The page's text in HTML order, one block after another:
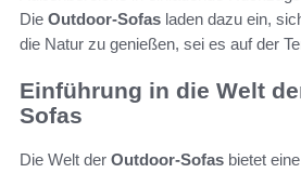
Die Outdoor-Sofas laden dazu ein,
die Natur zu genießen, sei es auf der
Einführung in die Welt
Sofas
Die Welt der Outdoor-Sofas bietet